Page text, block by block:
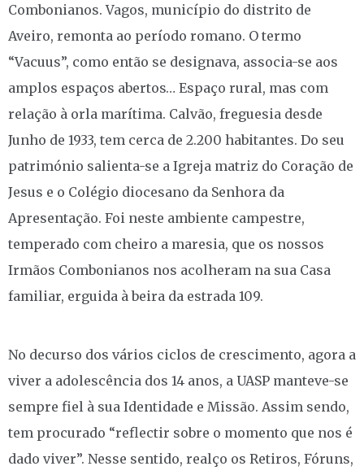
Combonianos. Vagos, município do distrito de
Aveiro, remonta ao período romano. O termo
“Vacuus”, como então se designava, associa-se aos
amplos espaços abertos… Espaço rural, mas com
relação à orla marítima. Calvão, freguesia desde
Junho de 1933, tem cerca de 2.200 habitantes. Do seu
património salienta-se a Igreja matriz do Coração de
Jesus e o Colégio diocesano da Senhora da
Apresentação. Foi neste ambiente campestre,
temperado com cheiro a maresia, que os nossos
Irmãos Combonianos nos acolheram na sua Casa
familiar, erguida à beira da estrada 109.
No decurso dos vários ciclos de crescimento, agora a
viver a adolescência dos 14 anos, a UASP manteve-se
sempre fiel à sua Identidade e Missão. Assim sendo,
tem procurado “reflectir sobre o momento que nos é
dado viver”. Nesse sentido, realço os Retiros, Fóruns,